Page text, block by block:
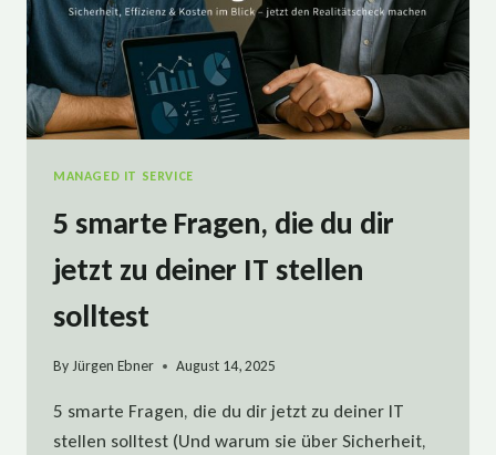
MANAGED IT SERVICE
5 smarte Fragen, die du dir
jetzt zu deiner IT stellen
solltest
ByJürgen Ebner August 14, 2025
5 smarte Fragen, die du dir jetzt zu deiner IT
stellen solltest (Und warum sie über Sicherheit,